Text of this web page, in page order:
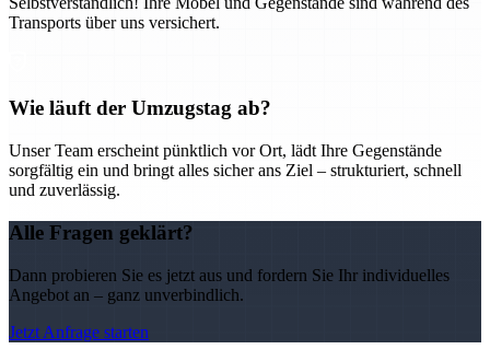
Transports über uns versichert.
Wie läuft der Umzugstag ab?
Unser Team erscheint pünktlich vor Ort, lädt Ihre Gegenstände
sorgfältig ein und bringt alles sicher ans Ziel – strukturiert, schnell
und zuverlässig.
Alle Fragen geklärt?
Dann probieren Sie es jetzt aus und fordern Sie Ihr individuelles
Angebot an – ganz unverbindlich.
Jetzt Anfrage starten